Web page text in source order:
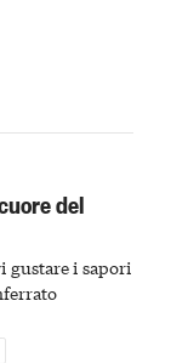
del
gustare i sapori